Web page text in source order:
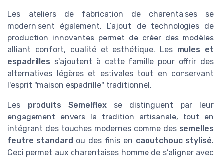
Les ateliers de fabrication de charentaises se
modernisent également. L’ajout de technologies de
production innovantes permet de créer des modèles
alliant confort, qualité et esthétique. Les mules et
espadrilles s'ajoutent à cette famille pour offrir des
alternatives légères et estivales tout en conservant
l'esprit "maison espadrille" traditionnel.
Les produits Semelflex se distinguent par leur
engagement envers la tradition artisanale, tout en
intégrant des touches modernes comme des semelles
feutre standard ou des finis en caoutchouc stylisé.
Ceci permet aux charentaises homme de s’aligner avec